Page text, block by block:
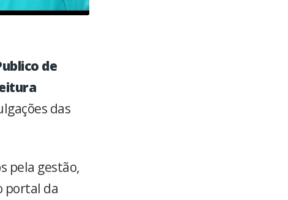
de
das
pela gestão,
portal da